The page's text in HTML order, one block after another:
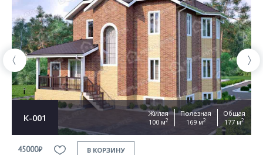
К-001
Жилая
100 м2
Полезная
169 м2
Общая
177 м2
45000₽ В КОРЗИНУ